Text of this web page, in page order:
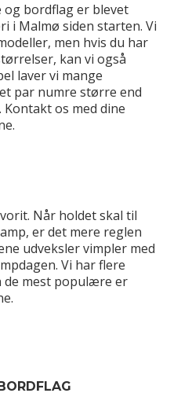
og bordflag er blevet
i Malmø siden starten. Vi
men hvis du har
kan vi også
laver vi mange
par numre større end
os med dine
Når holdet skal til
er det mere reglen
udveksler vimpler med
Vi har flere
de mest populære er